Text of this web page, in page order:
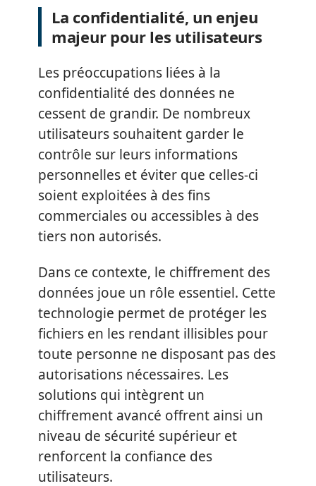
La confidentialité, un enjeu
majeur pour les utilisateurs
Les préoccupations liées à la
confidentialité des données ne
cessent de grandir. De nombreux
utilisateurs souhaitent garder le
contrôle sur leurs informations
personnelles et éviter que celles-ci
soient exploitées à des fins
commerciales ou accessibles à des
tiers non autorisés.
Dans ce contexte, le chiffrement des
données joue un rôle essentiel. Cette
technologie permet de protéger les
fichiers en les rendant illisibles pour
toute personne ne disposant pas des
autorisations nécessaires. Les
solutions qui intègrent un
chiffrement avancé offrent ainsi un
niveau de sécurité supérieur et
renforcent la confiance des
utilisateurs.